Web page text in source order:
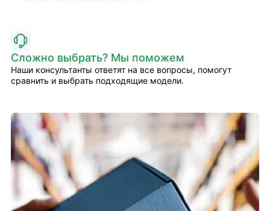
Сложно выбрать? Мы поможем
Наши консультанты ответят на все вопросы, помогут
сравнить и выбрать подходящие модели.